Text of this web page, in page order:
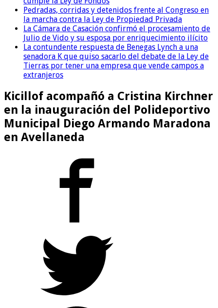
Pedradas, corridas y detenidos frente al Congreso en
la marcha contra la Ley de Propiedad Privada
La Cámara de Casación confirmó el procesamiento de
Julio de Vido y su esposa por enriquecimiento ilícito
La contundente respuesta de Benegas Lynch a una
senadora K que quiso sacarlo del debate de la Ley de
Tierras por tener una empresa que vende campos a
extranjeros
Kicillof acompañó a Cristina Kirchner
en la inauguración del Polideportivo
Municipal Diego Armando Maradona
en Avellaneda